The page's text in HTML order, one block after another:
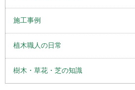
施工事例
植木職人の日常
樹木・草花・芝の知識